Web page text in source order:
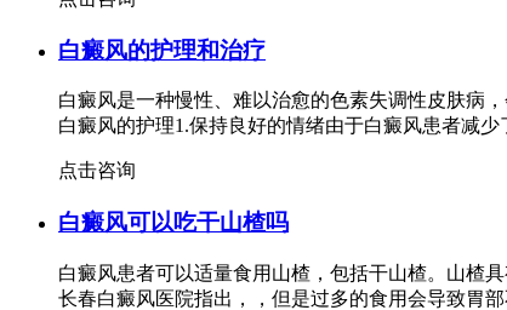
白癜风的护理和治疗
白癜风是一种慢性、难以治愈的色素失调性皮肤病
白癜风的护理1.保持良好的情绪由于白癜风患者减
点击咨询
白癜风可以吃干山楂吗
白癜风患者可以适量食用山楂，包括干山楂。山楂
长春白癜风医院指出，，但是过多的食用会导致胃